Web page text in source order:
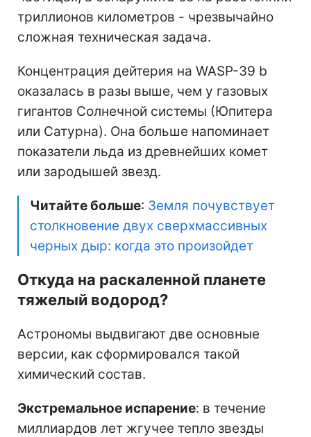
триллионов километров - чрезвычайно
сложная техническая задача.
Концентрация дейтерия на WASP-39 b
оказалась в разы выше, чем у газовых
гигантов Солнечной системы (Юпитера
или Сатурна). Она больше напоминает
показатели льда из древнейших комет
или зародышей звезд.
Читайте больше: Земля почувствует
столкновение двух сверхмассивных
черных дыр: когда это произойдет
Откуда на раскаленной планете
тяжелый водород?
Астрономы выдвигают две основные
версии, как сформировался такой
химический состав.
Экстремальное испарение: в течение
миллиардов лет жгучее тепло звезды